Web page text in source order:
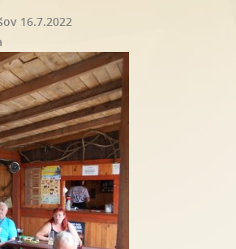
16.7.2022